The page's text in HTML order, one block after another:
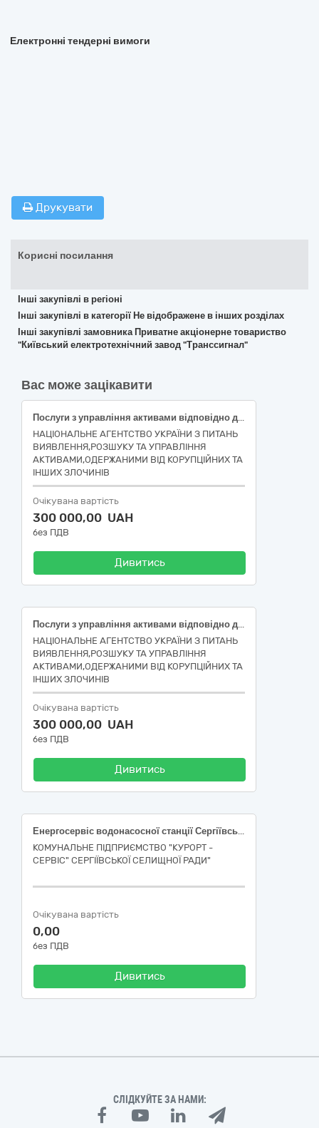
Електронні тендерні вимоги
Друкувати
Корисні посилання
Інші закупівлі в регіоні
Інші закупівлі в категорії Не відображене в інших розділах
Інші закупівлі замовника Приватне акціонерне товариство
"Київський електротехнічний завод "Транссигнал"
Вас може зацікавити
Послуги з управління активами відповідно до ст. 21 Закону України «Про Національне агентство України з питань виявлення, розшуку та управління активами, одержаними від корупційних та інших злочинів», зокрема нерухомим майном: квартирою, загальною площею 98,7 кв.м, за адресою м. Київ, проспект Маяковського Володимира, будинок 1-В, квартира 55; нежитловим будинком, загальною площею 877,9 кв.м, за адресою: м. Київ, вулиця Тургенєвська, будинок 27 літ. Б, знаходиться на земельній ділянці площею 784 кв.м., кадастровий номер 8000000000:91:178:0062; житловим будинком, загальною площею 731,6 кв.м., за адресою: м. Київ, Оболонська набережна, будинок 57, знаходиться на земельній ділянці з кадастровим номером: 8000000000:78:094:0100; земельною ділянкою з кадастровим номером 8000000000:78:094:0100, площею (га): 0.0775, за адресою: м. Київ, Оболонська набережна, земельна ділянка 57; квартирою, загальною площею: 51,2 кв.м., за адресою: м. Київ, проспект Героїв Сталінграда, будинок 48, квартира 7; квартирою, загальною площею 69,1 кв.м., за адресою: м. Київ, вул. Автозаводська, будинок 99/4, квартира 43, за ДК 021:2015 (CPV) - 99999999-9 Не відображене в інших розділах
НАЦІОНАЛЬНЕ АГЕНТСТВО УКРАЇНИ З ПИТАНЬ
ВИЯВЛЕННЯ,РОЗШУКУ ТА УПРАВЛІННЯ
АКТИВАМИ,ОДЕРЖАНИМИ ВІД КОРУПЦІЙНИХ ТА
ІНШИХ ЗЛОЧИНІВ
Очікувана вартість
300 000,00 UAH
без ПДВ
Дивитись
Послуги з управління активами відповідно до ст. 21 Закону України «Про Національне агентство України з питань виявлення, розшуку та управління активами, одержаними від корупційних та інших злочинів», а саме нерухомим майном: - вбудованими нежитловими приміщеннями, загальною площею 318,3 кв.м., розташованими за адресою: м. Херсон, вул. Ярослава Мудрого, буд. 38; - 52/100 частки права власності на квартиру №7/2, розташовану за адресою: м. Херсон, вул. Ярослава Мудрого, буд. 38, за ДК 021:2015 (CPV) - 99999999-9 Не відображене в інших розділах
НАЦІОНАЛЬНЕ АГЕНТСТВО УКРАЇНИ З ПИТАНЬ
ВИЯВЛЕННЯ,РОЗШУКУ ТА УПРАВЛІННЯ
АКТИВАМИ,ОДЕРЖАНИМИ ВІД КОРУПЦІЙНИХ ТА
ІНШИХ ЗЛОЧИНІВ
Очікувана вартість
300 000,00 UAH
без ПДВ
Дивитись
Енергосервіс водонасосної станції Сергіївської селищної територіальної громади
КОМУНАЛЬНЕ ПІДПРИЄМСТВО "КУРОРТ -
СЕРВІС" СЕРГІЇВСЬКОЇ СЕЛИЩНОЇ РАДИ"
Очікувана вартість
0,00
без ПДВ
Дивитись
СЛІДКУЙТЕ ЗА НАМИ: